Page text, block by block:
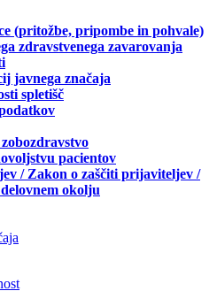
(pritožbe, pripombe in pohvale)
zdravstvenega zavarovanja
javnega značaja
spletišč
pacientov
/ Zakon o zaščiti prijaviteljev /
okolju